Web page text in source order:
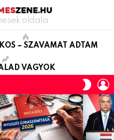
oldala
– SZAVAMAT ADTAM
VAGYOK
SKIN